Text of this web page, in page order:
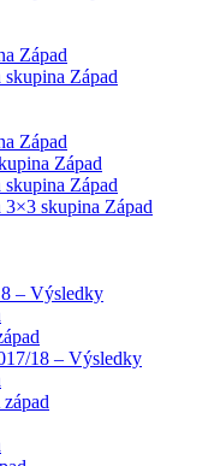
Západ
Západ
Západ
Západ
Západ
skupina Západ
– Výsledky
18 – Výsledky